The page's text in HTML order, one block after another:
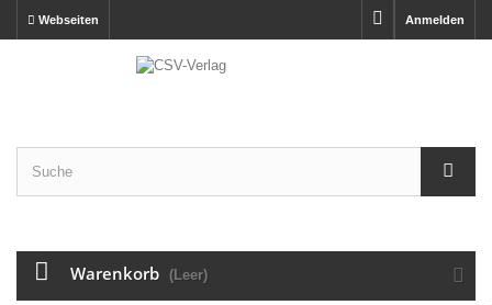
Anmelden
Webseiten
Warenkorb (Leer)